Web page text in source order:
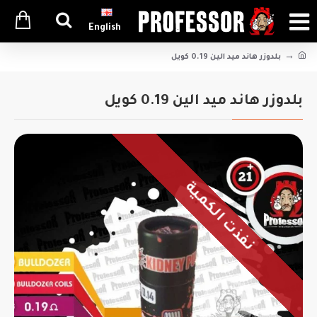
English
بلدوزر هاند ميد الين 0.19 كويل
بلدوزر هاند ميد الين 0.19 كويل
نفذت الكمية